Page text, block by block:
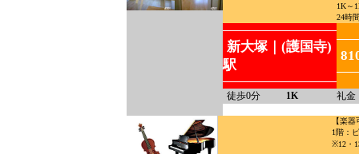
1K～
24時
新大塚｜(護国寺)
駅
徒歩0分 1K 礼金
【楽器
1階：
※12・